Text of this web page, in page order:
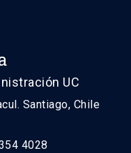
UC
Santiago, Chile
4028